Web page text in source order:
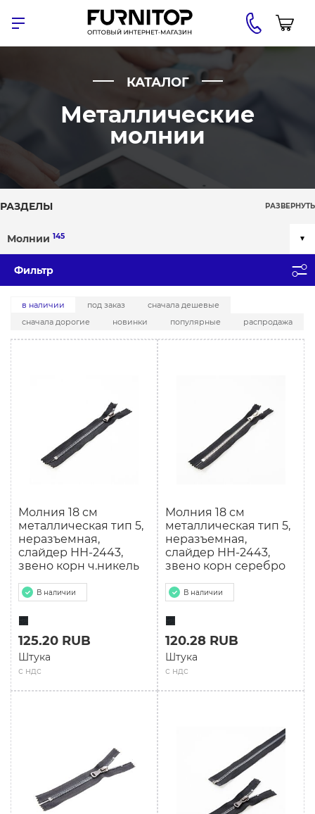
КАТАЛОГ
Металлические
молнии
РАЗДЕЛЫ РАЗВЕРНУТЬ
Молнии 145
Фильтр
в наличии под заказ
сначала дешевые
сначала дорогие
новинки популярные распродажа
Молния 18 см
мeталлическая тип 5,
неразъемная,
слайдер НН-2443,
звено корн ч.никель
В наличии
с ндс
125.20 RUB
Штука
Молния 18 см
мeталлическая тип 5,
неразъемная,
слайдер НН-2443,
звено корн серебро
В наличии
с ндс
120.28 RUB
Штука